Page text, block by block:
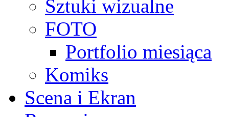
Sztuki wizualne
FOTO
Portfolio miesiąca
Komiks
Scena i Ekran